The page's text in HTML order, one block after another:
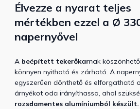
Élvezze a nyarat teljes
mértékben ezzel a Ø
napernyővel
A beépített tekerőkarnak
könnyen nyitható és zárható. A
egyszerűen dönthető és elforgatható
árnyékot oda irányíthassa, ahol
rozsdamentes alumíniumból készült.